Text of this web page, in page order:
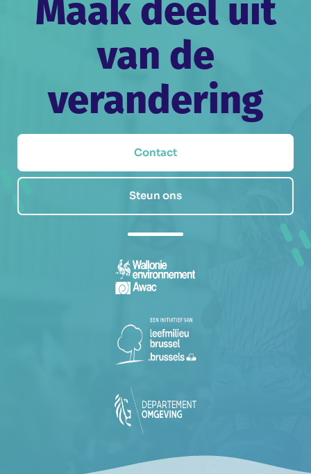
Maak deel uit
van de
verandering
Contact
Steun ons